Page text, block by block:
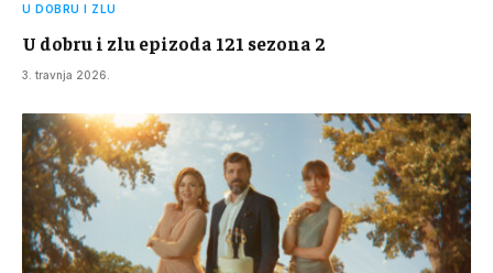
U DOBRU I ZLU
U dobru i zlu epizoda 121 sezona 2
3. travnja 2026.